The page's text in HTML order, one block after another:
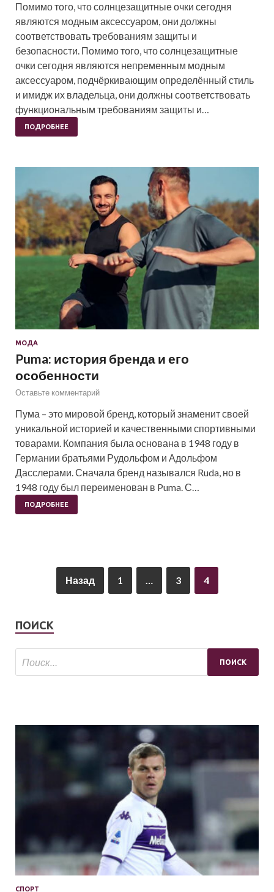
Помимо того, что солнцезащитные очки сегодня
являются модным аксессуаром, они должны
соответствовать требованиям защиты и
безопасности. Помимо того, что солнцезащитные
очки сегодня являются непременным модным
аксессуаром, подчёркивающим определённый стиль
и имидж их владельца, они должны соответствовать
функциональным требованиям защиты и…
ПОДРОБНЕЕ
МОДА
Puma: история бренда и его
особенности
Оставьте комментарий
Пума – это мировой бренд, который знаменит своей
уникальной историей и качественными спортивными
товарами. Компания была основана в 1948 году в
Германии братьями Рудольфом и Адольфом
Дасслерами. Сначала бренд назывался Ruda, но в
1948 году был переименован в Puma. С…
ПОДРОБНЕЕ
Назад 1 … 3 4
ПОИСК
СПОРТ